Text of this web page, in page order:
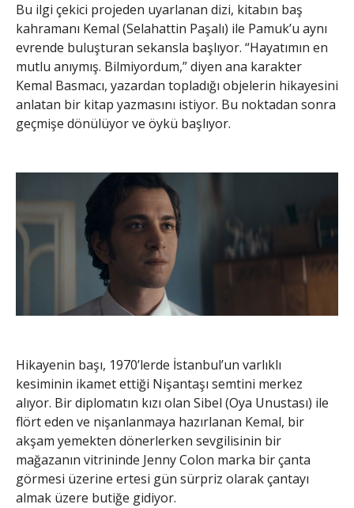
Bu ilgi çekici projeden uyarlanan dizi, kitabın baş
kahramanı Kemal (Selahattin Paşalı) ile Pamuk’u aynı
evrende buluşturan sekansla başlıyor. “Hayatımın en
mutlu anıymış. Bilmiyordum,” diyen ana karakter
Kemal Basmacı, yazardan topladığı objelerin hikayesini
anlatan bir kitap yazmasını istiyor. Bu noktadan sonra
geçmişe dönülüyor ve öykü başlıyor.
Hikayenin başı, 1970’lerde İstanbul’un varlıklı
kesiminin ikamet ettiği Nişantaşı semtini merkez
alıyor. Bir diplomatın kızı olan Sibel (Oya Unustası) ile
flört eden ve nişanlanmaya hazırlanan Kemal, bir
akşam yemekten dönerlerken sevgilisinin bir
mağazanın vitrininde Jenny Colon marka bir çanta
görmesi üzerine ertesi gün sürpriz olarak çantayı
almak üzere butiğe gidiyor.